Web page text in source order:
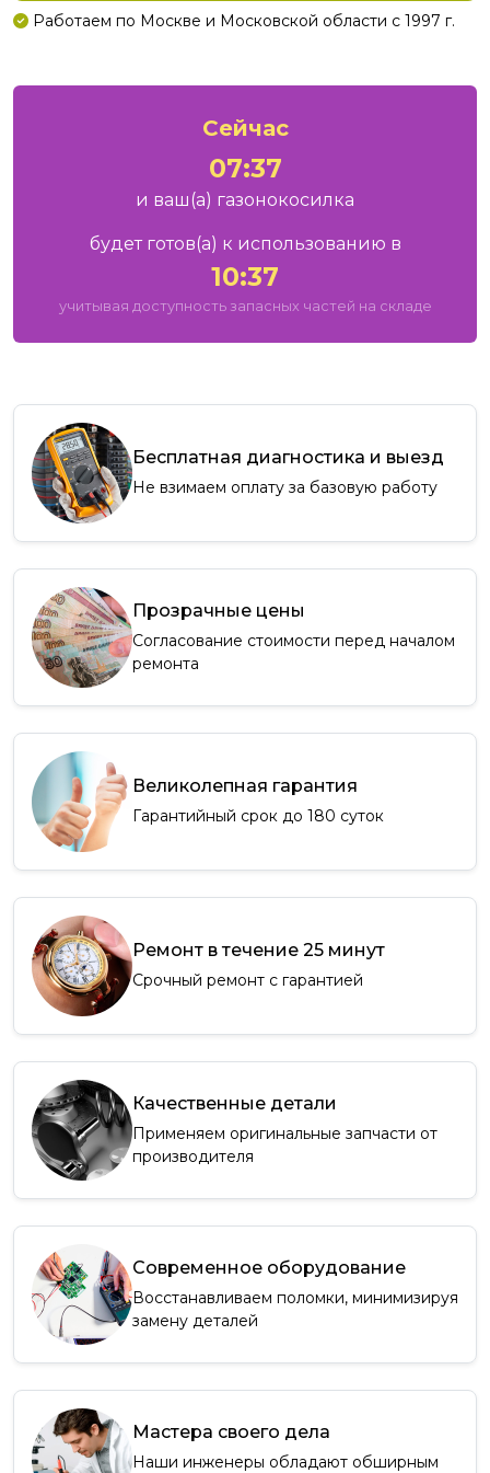
Работаем по Москве и Московской области с 1997 г.
Сейчас
07:37
и ваш(а) газонокосилка
будет готов(а) к использованию в
10:37
учитывая доступность запасных частей на складе
Бесплатная диагностика и выезд
Не взимаем оплату за базовую работу
Прозрачные цены
Согласование стоимости перед началом
ремонта
Великолепная гарантия
Гарантийный срок до 180 суток
Ремонт в течение 25 минут
Срочный ремонт с гарантией
Качественные детали
Применяем оригинальные запчасти от
производителя
Современное оборудование
Восстанавливаем поломки, минимизируя
замену деталей
Мастера своего дела
Наши инженеры обладают обширным